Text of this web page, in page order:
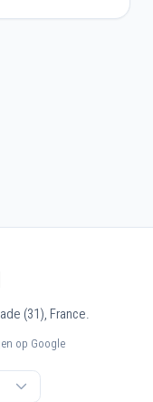
(31), France.
op Google